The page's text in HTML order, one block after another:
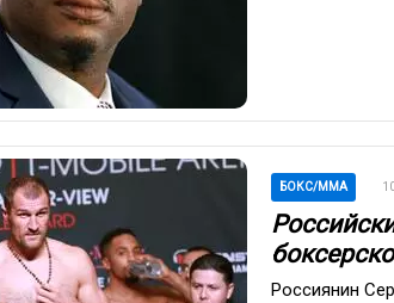
БОКС/ММА
Россиянин